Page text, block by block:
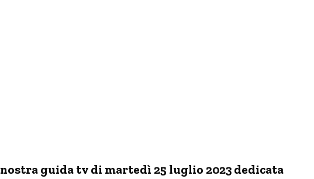
nostra guida tv di martedì 25 luglio 2023 dedicata